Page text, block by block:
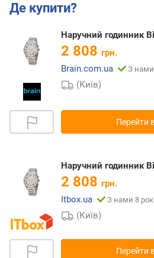
Де купити?
Наручний годинник
2 808 грн.
Brain.com.ua
З нами
(Київ)
Перейти
Наручний годинник
2 808 грн.
Itbox.ua
З нами 8
(Київ)
Перейти